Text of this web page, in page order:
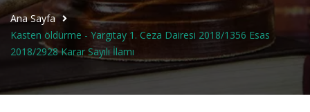
Ana Sayfa
Kasten öldürme - Yargıtay 1. Ceza Dairesi 2018/1356 Esas
2018/2928 Karar Sayılı İlamı